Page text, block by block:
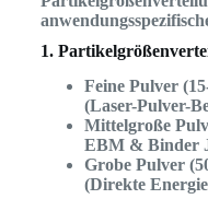
1.
Feine Pulver
(Laser-Pulver-
Mittelgroße
EBM & Binder
Grobe Pulver
(Direkte